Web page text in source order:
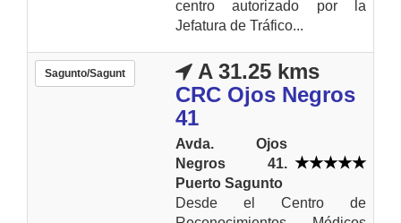
centro autorizado por la
Jefatura de Tráfico...
Sagunto/Sagunt
A 31.25 kms
CRC Ojos Negros
41
Avda. Ojos
Negros 41.
Puerto Sagunto
Desde el Centro de